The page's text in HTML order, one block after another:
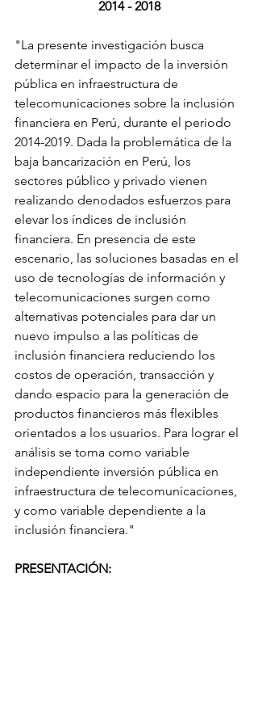
2014 - 2018
"La presente investigación busca
determinar el impacto de la inversión
pública en infraestructura de
telecomunicaciones sobre la inclusión
financiera en Perú, durante el periodo
2014-2019. Dada la problemática de la
baja bancarización en Perú, los
sectores público y privado vienen
realizando denodados esfuerzos para
elevar los índices de inclusión
financiera. En presencia de este
escenario, las soluciones basadas en el
uso de tecnologías de información y
telecomunicaciones surgen como
alternativas potenciales para dar un
nuevo impulso a las políticas de
inclusión financiera reduciendo los
costos de operación, transacción y
dando espacio para la generación de
productos financieros más flexibles
orientados a los usuarios. Para lograr el
análisis se toma como variable
independiente inversión pública en
infraestructura de telecomunicaciones,
y como variable dependiente a la
inclusión financiera."
PRESENTACIÓN: